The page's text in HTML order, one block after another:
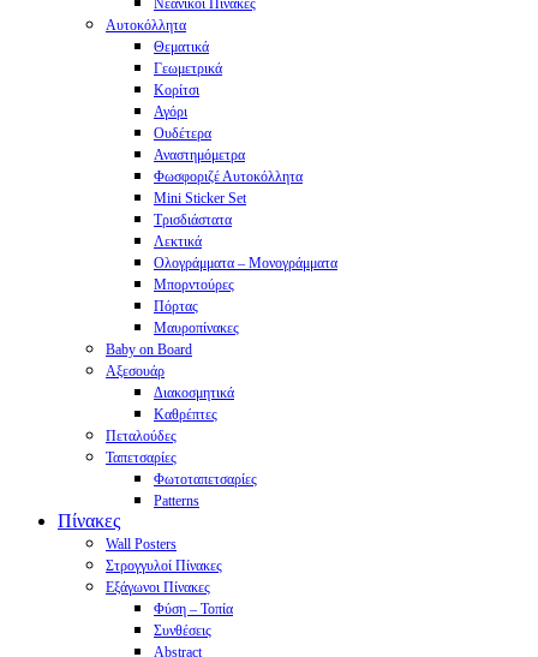
Νεανικοί Πίνακες
Αυτοκόλλητα
Θεματικά
Γεωμετρικά
Κορίτσι
Αγόρι
Ουδέτερα
Αναστημόμετρα
Φωσφοριζέ Αυτοκόλλητα
Mini Sticker Set
Tρισδιάστατα
Λεκτικά
Ολογράμματα – Μονογράμματα
Μπορντούρες
Πόρτας
Μαυροπίνακες
Baby on Board
Αξεσουάρ
Διακοσμητικά
Καθρέπτες
Πεταλούδες
Ταπετσαρίες
Φωτοταπετσαρίες
Patterns
Πίνακες
Wall Posters
Στρογγυλοί Πίνακες
Εξάγωνοι Πίνακες
Φύση – Τοπία
Συνθέσεις
Abstract